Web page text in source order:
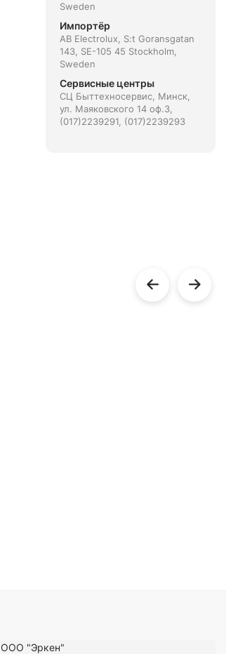
Sweden
Импортёр
AB Electrolux, S:t Goransgatan
143, SE-105 45 Stockholm,
Sweden
Сервисные центры
СЦ Быттехносервис, Минск,
ул. Маяковского 14 оф.3,
(017)2239291, (017)2239293
ООО "Эркен"